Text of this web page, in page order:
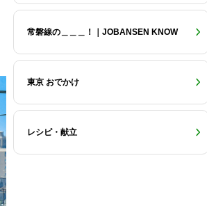
常磐線の＿＿＿！｜JOBANSEN KNOW
東京 おでかけ
レシピ・献立